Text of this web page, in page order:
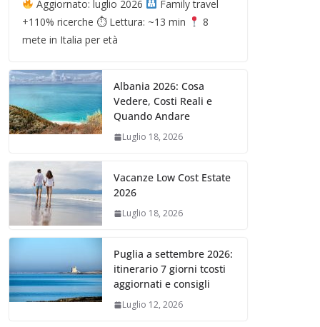
Aggiornato: luglio 2026
Family travel
+110% ricerche ⏱ Lettura: ~13 min
8
mete in Italia per età
Albania 2026: Cosa
Vedere, Costi Reali e
Quando Andare
Luglio 18, 2026
Vacanze Low Cost Estate
2026
Luglio 18, 2026
Puglia a settembre 2026:
itinerario 7 giorni tcosti
aggiornati e consigli
Luglio 12, 2026